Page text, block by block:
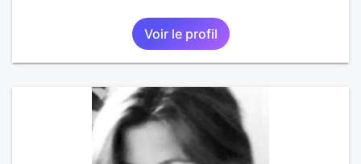
Voir le profil